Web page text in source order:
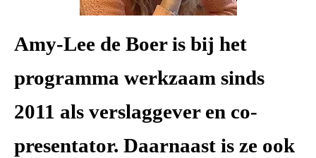
Amy-Lee de Boer is bij het
programma werkzaam sinds
2011 als verslaggever en co-
presentator. Daarnaast is ze ook